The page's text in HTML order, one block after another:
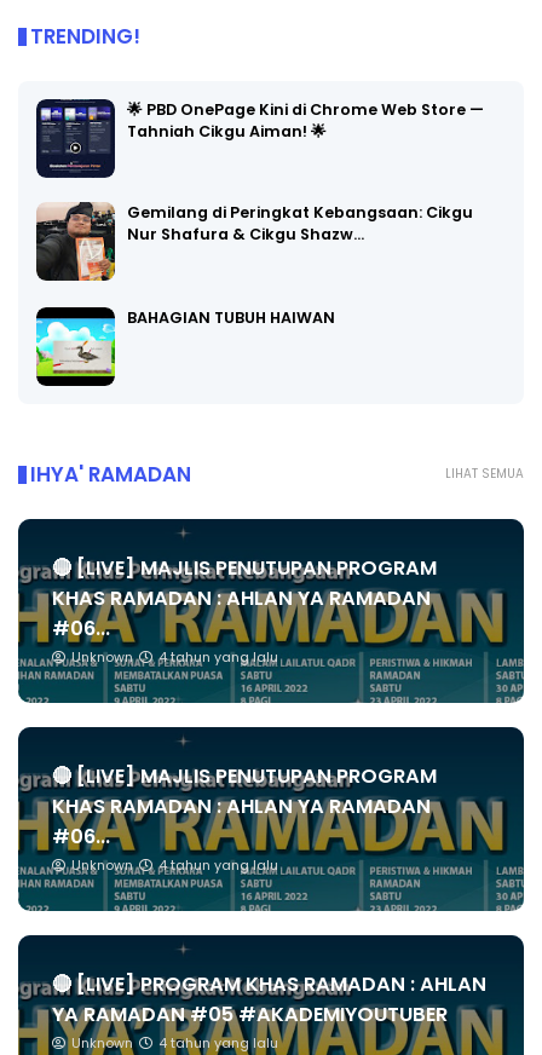
TRENDING!
🌟 PBD OnePage Kini di Chrome Web Store —
Tahniah Cikgu Aiman! 🌟
Gemilang di Peringkat Kebangsaan: Cikgu
Nur Shafura & Cikgu Shazw…
BAHAGIAN TUBUH HAIWAN
LIHAT SEMUA
IHYA' RAMADAN
🔴 [LIVE] MAJLIS PENUTUPAN PROGRAM
KHAS RAMADAN : AHLAN YA RAMADAN
#06...
Unknown 4 tahun yang lalu
🔴 [LIVE] MAJLIS PENUTUPAN PROGRAM
KHAS RAMADAN : AHLAN YA RAMADAN
#06...
Unknown 4 tahun yang lalu
🔴 [LIVE] PROGRAM KHAS RAMADAN : AHLAN
YA RAMADAN #05 #AKADEMIYOUTUBER
Unknown 4 tahun yang lalu